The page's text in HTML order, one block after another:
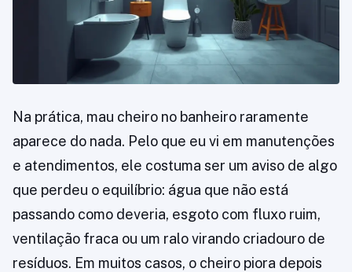
Na prática, mau cheiro no banheiro raramente
aparece do nada. Pelo que eu vi em manutenções
e atendimentos, ele costuma ser um aviso de algo
que perdeu o equilíbrio: água que não está
passando como deveria, esgoto com fluxo ruim,
ventilação fraca ou um ralo virando criadouro de
resíduos. Em muitos casos, o cheiro piora depois